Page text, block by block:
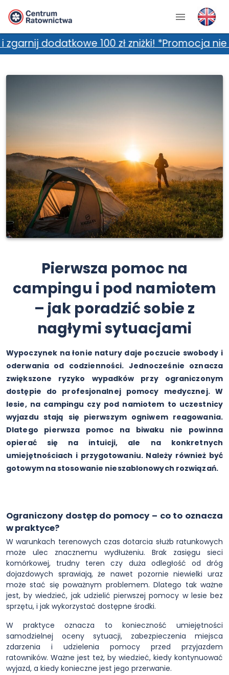
100 zł zniżki! *Promocja nie
Pierwsza pomoc na
campingu i pod namiotem
– jak poradzić sobie z
nagłymi sytuacjami
Wypoczynek na łonie natury daje poczucie swobody i
oderwania od codzienności. Jednocześnie oznacza
zwiększone ryzyko wypadków przy ograniczonym
dostępie do profesjonalnej pomocy medycznej. W
lesie, na campingu czy pod namiotem to uczestnicy
wyjazdu stają się pierwszym ogniwem reagowania.
Dlatego pierwsza pomoc na biwaku nie powinna
opierać się na intuicji, ale na konkretnych
umiejętnościach i przygotowaniu. Należy również być
gotowym na stosowanie nieszablonowych rozwiązań.
Ograniczony dostęp do pomocy – co to oznacza
w praktyce?
W warunkach terenowych czas dotarcia służb ratunkowych
może ulec znacznemu wydłużeniu. Brak zasięgu sieci
komórkowej, trudny teren czy duża odległość od dróg
dojazdowych sprawiają, że nawet pozornie niewielki uraz
może stać się poważnym problemem. Dlatego tak ważne
jest, by wiedzieć, jak udzielić pierwszej pomocy w lesie bez
sprzętu, i jak wykorzystać dostępne środki.
W praktyce oznacza to konieczność umiejętności
samodzielnej oceny sytuacji, zabezpieczenia miejsca
zdarzenia i udzielenia pomocy przed przyjazdem
ratowników. Ważne jest też, by wiedzieć, kiedy kontynuować
wyjazd, a kiedy konieczne jest jego przerwanie.